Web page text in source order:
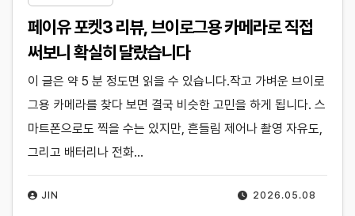
페이유 포켓3 리뷰, 브이로그용 카메라로 직접
써보니 확실히 달랐습니다
2026.05.08
JIN
이 글은 약 5 분 정도면 읽을 수 있습니다.작고 가벼운 브이로
그용 카메라를 찾다 보면 결국 비슷한 고민을 하게 됩니다. 스
마트폰으로도 찍을 수는 있지만, 흔들림 제어나 촬영 자유도,
그리고 배터리나 전화…